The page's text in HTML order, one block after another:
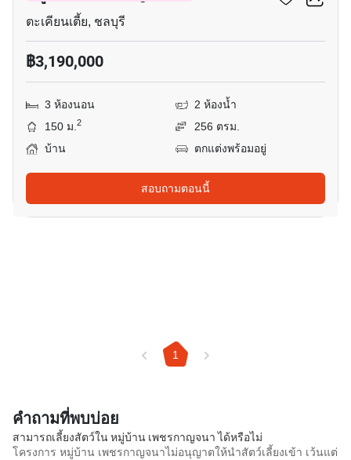
ตะเคียนเตี้ย, ชลบุรี
฿3,190,000
3 ห้องนอน
2 ห้องน้ำ
150 ม.2
256 ตรม.
บ้าน
ตกแต่งพร้อมอยู่
สอบถามตอนนี้
1
คำถามที่พบบ่อย
สามารถเลี้ยงสัตว์ใน หมู่บ้าน เพชรกาญจนา ได้หรือไม่
โครงการ หมู่บ้าน เพชรกาญจนาไม่อนุญาตให้นำสัตว์เลี้ยงเข้า เว้นแต่